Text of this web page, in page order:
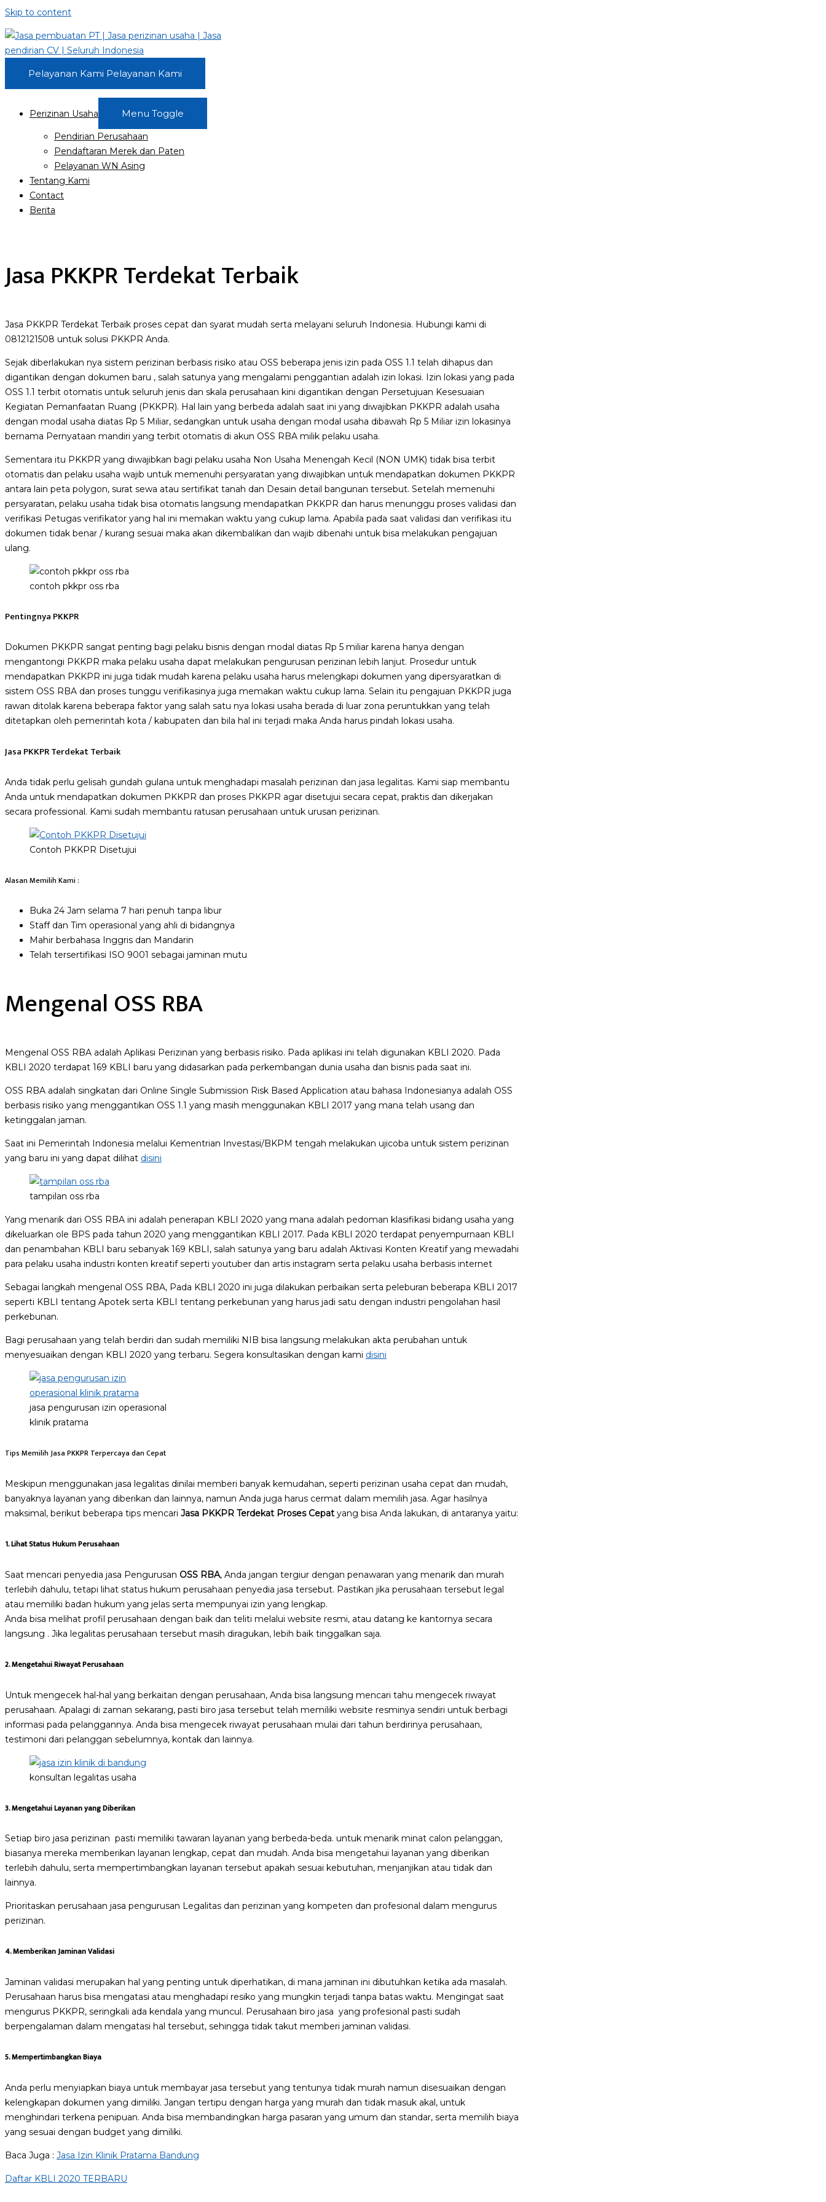
Skip to content
Pelayanan Kami Pelayanan Kami
Perizinan Usaha Menu Toggle
Pendirian Perusahaan
Pendaftaran Merek dan Paten
Pelayanan WN Asing
Tentang Kami
Contact
Berita
Jasa PKKPR Terdekat Terbaik
Jasa PKKPR Terdekat Terbaik proses cepat dan syarat mudah serta melayani seluruh Indonesia. Hubungi kami di
0812121508 untuk solusi PKKPR Anda.
Sejak diberlakukan nya sistem perizinan berbasis risiko atau OSS beberapa jenis izin pada OSS 1.1 telah dihapus dan
digantikan dengan dokumen baru , salah satunya yang mengalami penggantian adalah izin lokasi. Izin lokasi yang pada
OSS 1.1 terbit otomatis untuk seluruh jenis dan skala perusahaan kini digantikan dengan Persetujuan Kesesuaian
Kegiatan Pemanfaatan Ruang (PKKPR). Hal lain yang berbeda adalah saat ini yang diwajibkan PKKPR adalah usaha
dengan modal usaha diatas Rp 5 Miliar, sedangkan untuk usaha dengan modal usaha dibawah Rp 5 Miliar izin lokasinya
bernama Pernyataan mandiri yang terbit otomatis di akun OSS RBA milik pelaku usaha.
Sementara itu PKKPR yang diwajibkan bagi pelaku usaha Non Usaha Menengah Kecil (NON UMK) tidak bisa terbit
otomatis dan pelaku usaha wajib untuk memenuhi persyaratan yang diwajibkan untuk mendapatkan dokumen PKKPR
antara lain peta polygon, surat sewa atau sertifikat tanah dan Desain detail bangunan tersebut. Setelah memenuhi
persyaratan, pelaku usaha tidak bisa otomatis langsung mendapatkan PKKPR dan harus menunggu proses validasi dan
verifikasi Petugas verifikator yang hal ini memakan waktu yang cukup lama. Apabila pada saat validasi dan verifikasi itu
dokumen tidak benar / kurang sesuai maka akan dikembalikan dan wajib dibenahi untuk bisa melakukan pengajuan
ulang.
contoh pkkpr oss rba
Pentingnya PKKPR
Dokumen PKKPR sangat penting bagi pelaku bisnis dengan modal diatas Rp 5 miliar karena hanya dengan
mengantongi PKKPR maka pelaku usaha dapat melakukan pengurusan perizinan lebih lanjut. Prosedur untuk
mendapatkan PKKPR ini juga tidak mudah karena pelaku usaha harus melengkapi dokumen yang dipersyaratkan di
sistem OSS RBA dan proses tunggu verifikasinya juga memakan waktu cukup lama. Selain itu pengajuan PKKPR juga
rawan ditolak karena beberapa faktor yang salah satu nya lokasi usaha berada di luar zona peruntukkan yang telah
ditetapkan oleh pemerintah kota / kabupaten dan bila hal ini terjadi maka Anda harus pindah lokasi usaha.
Jasa PKKPR Terdekat Terbaik
Anda tidak perlu gelisah gundah gulana untuk menghadapi masalah perizinan dan jasa legalitas. Kami siap membantu
Anda untuk mendapatkan dokumen PKKPR dan proses PKKPR agar disetujui secara cepat, praktis dan dikerjakan
secara professional. Kami sudah membantu ratusan perusahaan untuk urusan perizinan.
Contoh PKKPR Disetujui
Alasan Memilih Kami :
Buka 24 Jam selama 7 hari penuh tanpa libur
Staff dan Tim operasional yang ahli di bidangnya
Mahir berbahasa Inggris dan Mandarin
Telah tersertifikasi ISO 9001 sebagai jaminan mutu
Mengenal OSS RBA
Mengenal OSS RBA adalah Aplikasi Perizinan yang berbasis risiko. Pada aplikasi ini telah digunakan KBLI 2020. Pada
KBLI 2020 terdapat 169 KBLI baru yang didasarkan pada perkembangan dunia usaha dan bisnis pada saat ini.
OSS RBA adalah singkatan dari Online Single Submission Risk Based Application atau bahasa Indonesianya adalah OSS
berbasis risiko yang menggantikan OSS 1.1 yang masih menggunakan KBLI 2017 yang mana telah usang dan
ketinggalan jaman.
Saat ini Pemerintah Indonesia melalui Kementrian Investasi/BKPM tengah melakukan ujicoba untuk sistem perizinan
yang baru ini yang dapat dilihat disini
tampilan oss rba
Yang menarik dari OSS RBA ini adalah penerapan KBLI 2020 yang mana adalah pedoman klasifikasi bidang usaha yang
dikeluarkan ole BPS pada tahun 2020 yang menggantikan KBLI 2017. Pada KBLI 2020 terdapat penyempurnaan KBLI
dan penambahan KBLI baru sebanyak 169 KBLI, salah satunya yang baru adalah Aktivasi Konten Kreatif yang mewadahi
para pelaku usaha industri konten kreatif seperti youtuber dan artis instagram serta pelaku usaha berbasis internet
Sebagai langkah mengenal OSS RBA, Pada KBLI 2020 ini juga dilakukan perbaikan serta peleburan beberapa KBLI 2017
seperti KBLI tentang Apotek serta KBLI tentang perkebunan yang harus jadi satu dengan industri pengolahan hasil
perkebunan.
Bagi perusahaan yang telah berdiri dan sudah memiliki NIB bisa langsung melakukan akta perubahan untuk
menyesuaikan dengan KBLI 2020 yang terbaru. Segera konsultasikan dengan kami disini
jasa pengurusan izin operasional
klinik pratama
Tips Memilih Jasa PKKPR Terpercaya dan Cepat
Meskipun menggunakan jasa legalitas dinilai memberi banyak kemudahan, seperti perizinan usaha cepat dan mudah,
banyaknya layanan yang diberikan dan lainnya, namun Anda juga harus cermat dalam memilih jasa. Agar hasilnya
maksimal, berikut beberapa tips mencari Jasa PKKPR Terdekat Proses Cepat yang bisa Anda lakukan, di antaranya yaitu:
1. Lihat Status Hukum Perusahaan
Saat mencari penyedia jasa Pengurusan OSS RBA, Anda jangan tergiur dengan penawaran yang menarik dan murah
terlebih dahulu, tetapi lihat status hukum perusahaan penyedia jasa tersebut. Pastikan jika perusahaan tersebut legal
atau memiliki badan hukum yang jelas serta mempunyai izin yang lengkap.
Anda bisa melihat profil perusahaan dengan baik dan teliti melalui website resmi, atau datang ke kantornya secara
langsung . Jika legalitas perusahaan tersebut masih diragukan, lebih baik tinggalkan saja.
2. Mengetahui Riwayat Perusahaan
Untuk mengecek hal-hal yang berkaitan dengan perusahaan, Anda bisa langsung mencari tahu mengecek riwayat
perusahaan. Apalagi di zaman sekarang, pasti biro jasa tersebut telah memiliki website resminya sendiri untuk berbagi
informasi pada pelanggannya. Anda bisa mengecek riwayat perusahaan mulai dari tahun berdirinya perusahaan,
testimoni dari pelanggan sebelumnya, kontak dan lainnya.
konsultan legalitas usaha
3. Mengetahui Layanan yang Diberikan
Setiap biro jasa perizinan pasti memiliki tawaran layanan yang berbeda-beda. untuk menarik minat calon pelanggan,
biasanya mereka memberikan layanan lengkap, cepat dan mudah. Anda bisa mengetahui layanan yang diberikan
terlebih dahulu, serta mempertimbangkan layanan tersebut apakah sesuai kebutuhan, menjanjikan atau tidak dan
lainnya.
Prioritaskan perusahaan jasa pengurusan Legalitas dan perizinan yang kompeten dan profesional dalam mengurus
perizinan.
4. Memberikan Jaminan Validasi
Jaminan validasi merupakan hal yang penting untuk diperhatikan, di mana jaminan ini dibutuhkan ketika ada masalah.
Perusahaan harus bisa mengatasi atau menghadapi resiko yang mungkin terjadi tanpa batas waktu. Mengingat saat
mengurus PKKPR, seringkali ada kendala yang muncul. Perusahaan biro jasa yang profesional pasti sudah
berpengalaman dalam mengatasi hal tersebut, sehingga tidak takut memberi jaminan validasi.
5. Mempertimbangkan Biaya
Anda perlu menyiapkan biaya untuk membayar jasa tersebut yang tentunya tidak murah namun disesuaikan dengan
kelengkapan dokumen yang dimiliki. Jangan tertipu dengan harga yang murah dan tidak masuk akal, untuk
menghindari terkena penipuan. Anda bisa membandingkan harga pasaran yang umum dan standar, serta memilih biaya
yang sesuai dengan budget yang dimiliki.
Baca Juga : Jasa Izin Klinik Pratama Bandung
Daftar KBLI 2020 TERBARU